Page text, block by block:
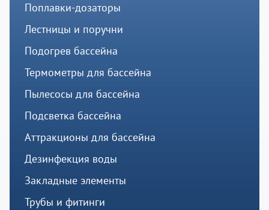
Поплавки-дозаторы
Лестницы и поручни
Подогрев бассейна
Термометры для бассейна
Пылесосы для бассейна
Подсветка бассейна
Аттракционы для бассейна
Дезинфекция воды
Закладные элементы
Трубы и фитинги